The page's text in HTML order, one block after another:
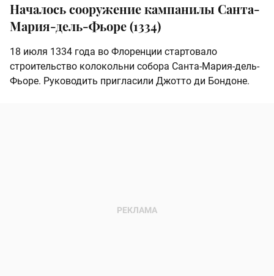
Началось сооружение кампанилы Санта-
Мария-дель-Фьоре (1334)
18 июля 1334 года во Флоренции стартовало
строительство колокольни собора Санта-Мария-дель-
Фьоре. Руководить пригласили Джотто ди Бондоне.